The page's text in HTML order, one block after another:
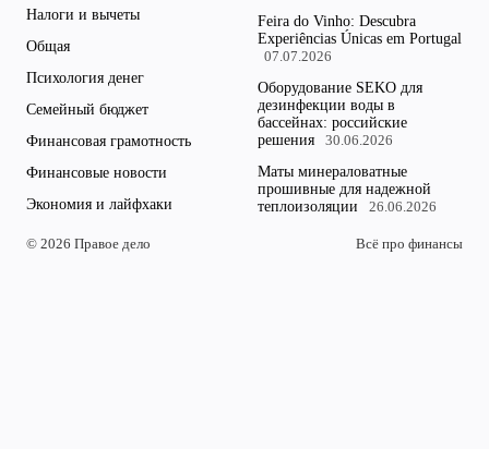
Налоги и вычеты
Общая
Психология денег
Семейный бюджет
Финансовая грамотность
Финансовые новости
Экономия и лайфхаки
Feira do Vinho: Descubra
Experiências Únicas em Portugal
07.07.2026
Оборудование SEKO для
дезинфекции воды в
бассейнах: российские
решения
30.06.2026
Маты минераловатные
прошивные для надежной
теплоизоляции
26.06.2026
© 2026 Правое дело Всё про финансы